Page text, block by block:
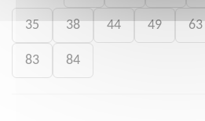
35 38 44 49 63
83 84